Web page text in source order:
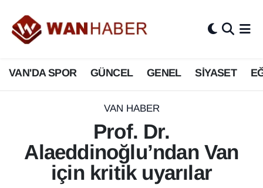
VAN'DA SPOR GÜNCEL GENEL SİYASET
VAN HABER
Prof. Dr.
Alaeddinoğlu’ndan Van
için kritik uyarılar
3.SAYFA
ASAYİŞ
BİLİM VE TEKNOLOJİ
Bölge Haberleri
Van Nöbetçi Eczaneler
Van Hava Durumu
Van Namaz Vakitleri
Van Trafik Yoğunluk Haritası
Süper Lig Puan Durumu ve Fikstür